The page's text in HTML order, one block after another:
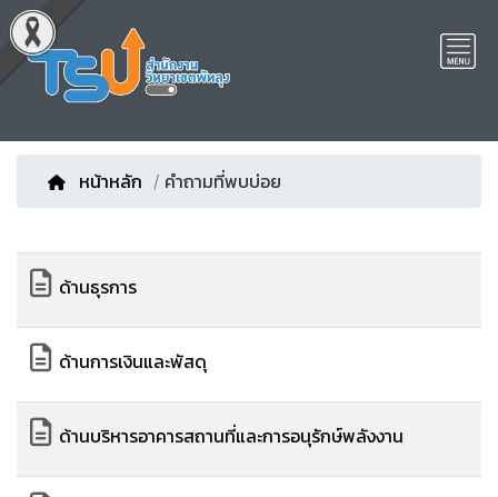
หน้าหลัก / คำถามที่พบบ่อย
ด้านธุรการ
ด้านการเงินและพัสดุ
ด้านบริหารอาคารสถานที่และการอนุรักษ์พลังงาน